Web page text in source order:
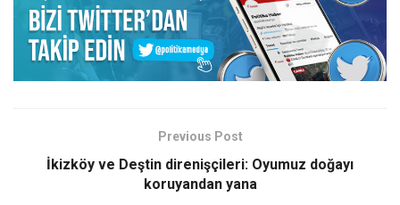
Previous Post
İkizköy ve Deştin direnişçileri: Oyumuz doğayı
koruyandan yana